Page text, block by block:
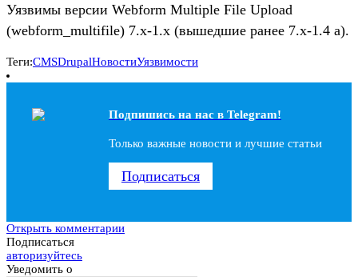
Уязвимы версии Webform Multiple File Upload
(webform_multifile) 7.x-1.x (вышедшие ранее 7.x-1.4 a).
Теги:CMSDrupalНовостиУязвимости
Подпишись на наc в Telegram!
Только важные новости и лучшие статьи
Подписаться
Открыть комментарии
Подписаться
авторизуйтесь
Уведомить о